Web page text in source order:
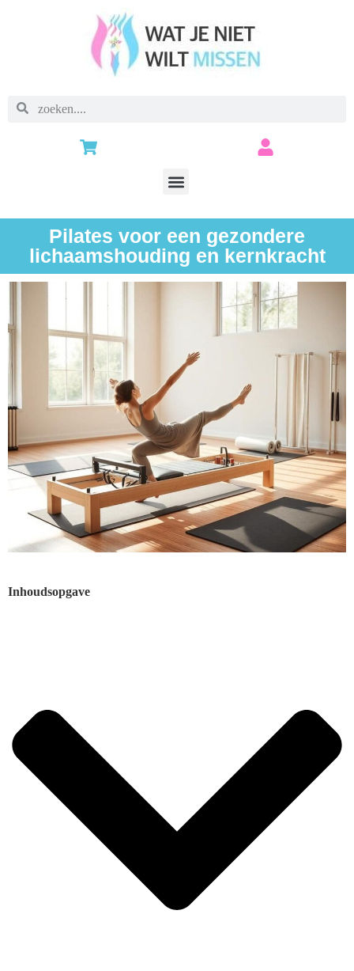
Pilates voor een gezondere
lichaamshouding en kernkracht
Inhoudsopgave